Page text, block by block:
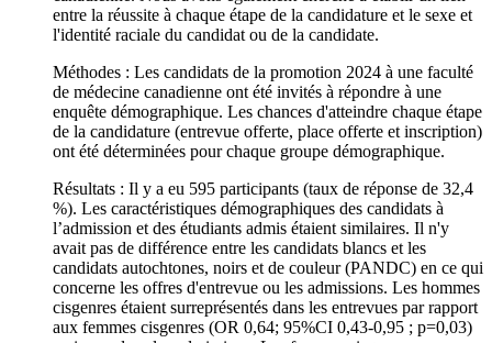
entre la réussite à chaque étape de la candidature et le sexe et
l'identité raciale du candidat ou de la candidate.
Méthodes : Les candidats de la promotion 2024 à une faculté
de médecine canadienne ont été invités à répondre à une
enquête démographique. Les chances d'atteindre chaque étape
de la candidature (entrevue offerte, place offerte et inscription)
ont été déterminées pour chaque groupe démographique.
Résultats : Il y a eu 595 participants (taux de réponse de 32,4
%). Les caractéristiques démographiques des candidats à
l’admission et des étudiants admis étaient similaires. Il n'y
avait pas de différence entre les candidats blancs et les
candidats autochtones, noirs et de couleur (PANDC) en ce qui
concerne les offres d'entrevue ou les admissions. Les hommes
cisgenres étaient surreprésentés dans les entrevues par rapport
aux femmes cisgenres (OR 0,64; 95%CI 0,43-0,95 ; p=0,03)